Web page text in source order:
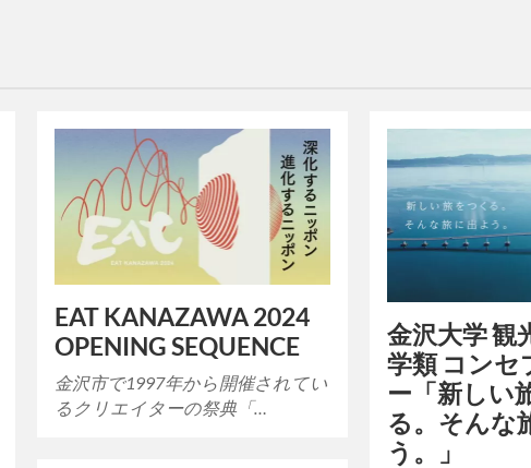
EAT KANAZAWA 2024
OPENING SEQUENCE
金沢市で1997年から開催されてい
るクリエイターの祭典「…
金沢大学 観
学類 コンセ
ー「新しい
る。そんな
う。」